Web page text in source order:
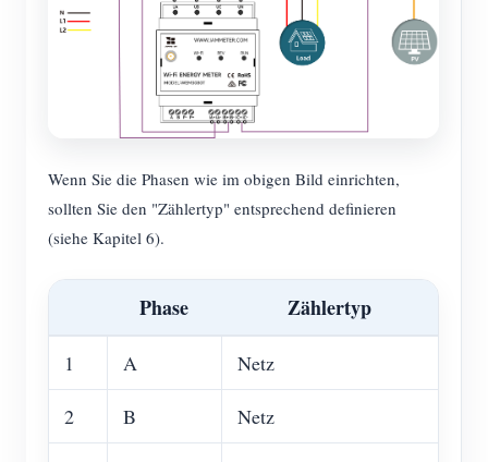
Wenn Sie die Phasen wie im obigen Bild einrichten,
sollten Sie den "Zählertyp" entsprechend definieren
(siehe Kapitel 6).
Phase Zählertyp
1 A Netz
2 B Netz